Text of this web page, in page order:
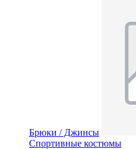
Брюки / Джинсы
Спортивные костюмы